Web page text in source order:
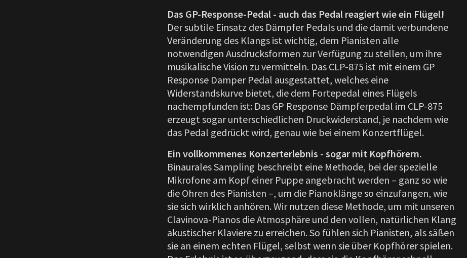
Das GP-Response-Pedal - auch das Pedal reagiert wie ein Flügel!
Der subtile Einsatz des Dämpfer Pedals und die damit verbundene
Veränderung des Klangs ist wichtig, dem Pianisten alle
notwendigen Ausdrucksformen zur Verfügung zu stellen, um ihre
musikalische Vision zu vermitteln. Das CLP-875 ist mit einem GP
Response Damper Pedal ausgestattet, welches eine
Widerstandskurve bietet, die dem Fortepedal eines Flügels
nachempfunden ist: Das GP Response Dämpferpedal im CLP-875
erzeugt sogar unterschiedlichen Druckwiderstand, je nachdem wie
das Pedal gedrückt wird, genau wie bei einem Konzertflügel.
Ein vollkommenes Konzerterlebnis - sogar mit Kopfhörern.
Binaurales Sampling beschreibt eine Methode, bei der spezielle
Mikrofone am Kopf einer Puppe angebracht werden – ganz so wie
die Ohren des Pianisten –, um die Pianoklänge so einzufangen, wie
sie sich wirklich anhören. Wir nutzen diese Methode, um mit unseren
Clavinova-Pianos die Atmosphäre und den vollen, natürlichen Klang
akustischer Klaviere zu erreichen. So fühlen sich Pianisten, als säßen
sie an einem echten Flügel, selbst wenn sie über Kopfhörer spielen.